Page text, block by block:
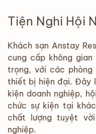
Tiện Nghi Hội
Khách sạn Anstay
cung cấp không
trọng, với các
thiết bị hiện đại. Đây
kiện doanh nghiệp,
chức sự kiện tại
chất lượng tuyệt
nghiệp.